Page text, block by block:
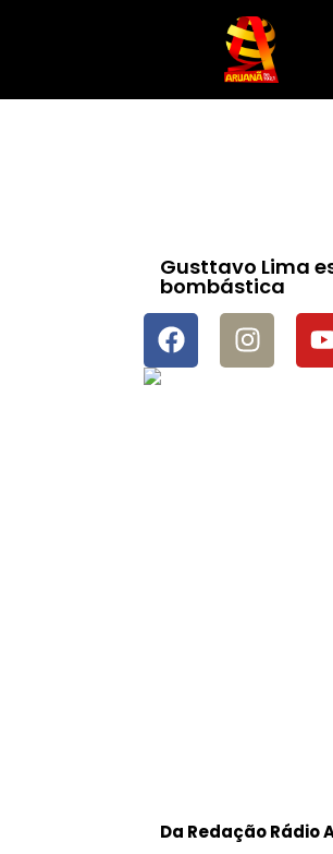
Gusttavo Lima
bombástica
Da Redação Rádio